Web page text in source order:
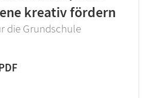
kreativ fördern
die Grundschule